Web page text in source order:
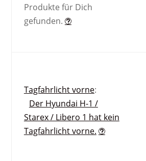
Produkte für Dich
gefunden.
Tagfahrlicht vorne:
Der Hyundai H-1 /
Starex / Libero 1 hat kein
Tagfahrlicht vorne.